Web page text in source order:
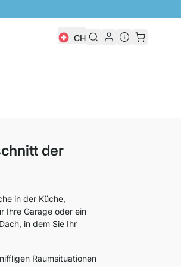
CH
der
in der Küche,
Ihre Garage oder ein
in dem Sie Ihr
Raumsituationen